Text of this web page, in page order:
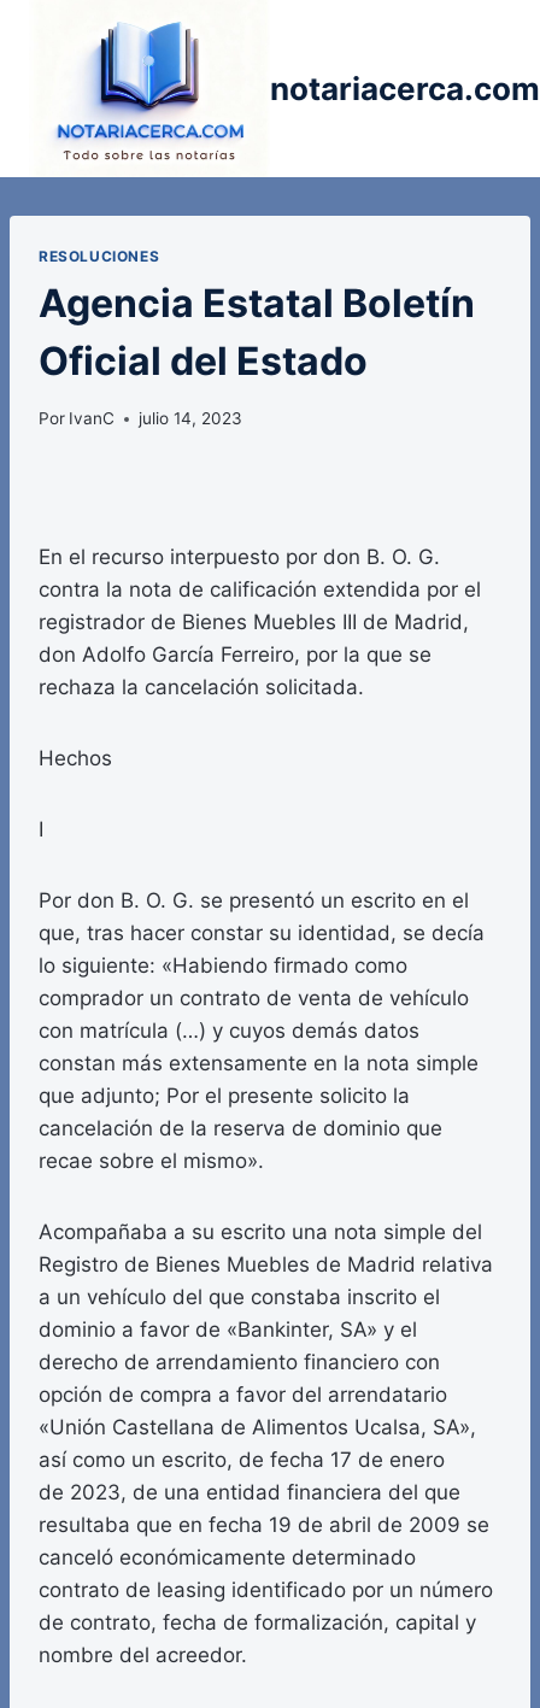
notariacerca.com
RESOLUCIONES
Agencia Estatal Boletín
Oficial del Estado
Por IvanC julio 14, 2023
En el recurso interpuesto por don B. O. G.
contra la nota de calificación extendida por el
registrador de Bienes Muebles III de Madrid,
don Adolfo García Ferreiro, por la que se
rechaza la cancelación solicitada.
Hechos
I
Por don B. O. G. se presentó un escrito en el
que, tras hacer constar su identidad, se decía
lo siguiente: «Habiendo firmado como
comprador un contrato de venta de vehículo
con matrícula (…) y cuyos demás datos
constan más extensamente en la nota simple
que adjunto; Por el presente solicito la
cancelación de la reserva de dominio que
recae sobre el mismo».
Acompañaba a su escrito una nota simple del
Registro de Bienes Muebles de Madrid relativa
a un vehículo del que constaba inscrito el
dominio a favor de «Bankinter, SA» y el
derecho de arrendamiento financiero con
opción de compra a favor del arrendatario
«Unión Castellana de Alimentos Ucalsa, SA»,
así como un escrito, de fecha 17 de enero
de 2023, de una entidad financiera del que
resultaba que en fecha 19 de abril de 2009 se
canceló económicamente determinado
contrato de leasing identificado por un número
de contrato, fecha de formalización, capital y
nombre del acreedor.